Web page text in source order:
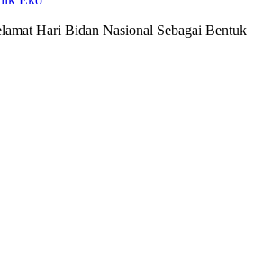
Hari Bidan Nasional Sebagai Bentuk